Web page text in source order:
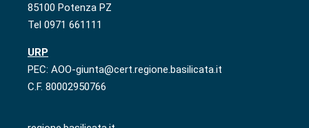
85100 Potenza PZ
Tel 0971 661111
URP
PEC: AOO-giunta@cert.regione.basilicata.it
C.F. 80002950766